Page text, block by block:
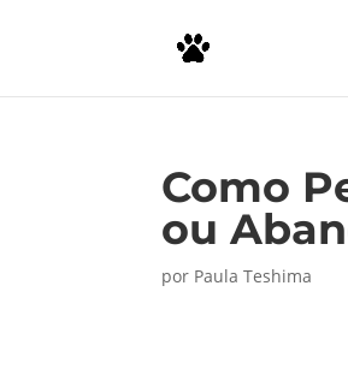
Como
ou
por Paula Teshima